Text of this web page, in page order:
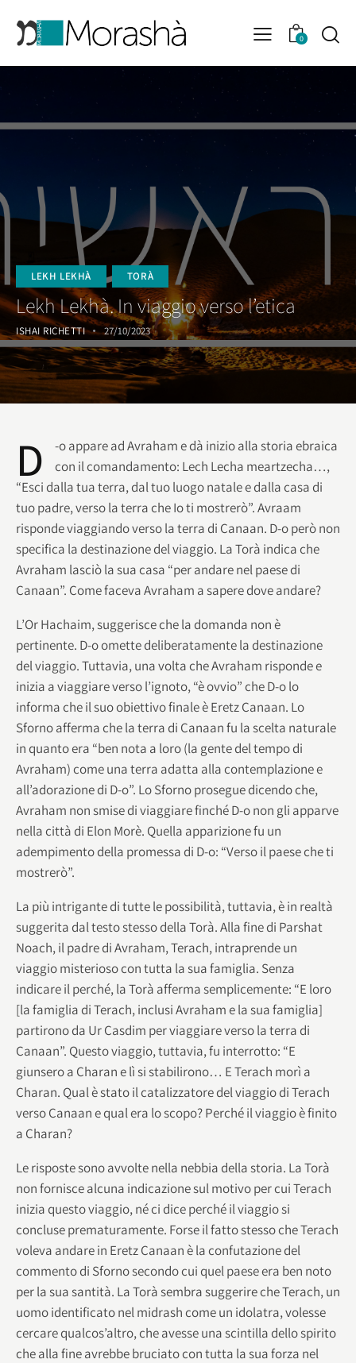
0
LEKH LEKHÀ TORÀ
Lekh Lekhà. In viaggio verso l’etica
ISHAI RICHETTI 27/10/2023
D
-o appare ad Avraham e dà inizio alla storia ebraica
con il comandamento: Lech Lecha meartzecha…,
“Esci dalla tua terra, dal tuo luogo natale e dalla casa di
tuo padre, verso la terra che Io ti mostrerò”. Avraam
risponde viaggiando verso la terra di Canaan. D-o però non
specifica la destinazione del viaggio. La Torà indica che
Avraham lasciò la sua casa “per andare nel paese di
Canaan”. Come faceva Avraham a sapere dove andare?
L’Or Hachaim, suggerisce che la domanda non è
pertinente. D-o omette deliberatamente la destinazione
del viaggio. Tuttavia, una volta che Avraham risponde e
inizia a viaggiare verso l’ignoto, “è ovvio” che D-o lo
informa che il suo obiettivo finale è Eretz Canaan. Lo
Sforno afferma che la terra di Canaan fu la scelta naturale
in quanto era “ben nota a loro (la gente del tempo di
Avraham) come una terra adatta alla contemplazione e
all’adorazione di D-o”. Lo Sforno prosegue dicendo che,
Avraham non smise di viaggiare finché D-o non gli apparve
nella città di Elon Morè. Quella apparizione fu un
adempimento della promessa di D-o: “Verso il paese che ti
mostrerò”.
La più intrigante di tutte le possibilità, tuttavia, è in realtà
suggerita dal testo stesso della Torà. Alla fine di Parshat
Noach, il padre di Avraham, Terach, intraprende un
viaggio misterioso con tutta la sua famiglia. Senza
indicare il perché, la Torà afferma semplicemente: “E loro
[la famiglia di Terach, inclusi Avraham e la sua famiglia]
partirono da Ur Casdim per viaggiare verso la terra di
Canaan”. Questo viaggio, tuttavia, fu interrotto: “E
giunsero a Charan e lì si stabilirono… E Terach morì a
Charan. Qual è stato il catalizzatore del viaggio di Terach
verso Canaan e qual era lo scopo? Perché il viaggio è finito
a Charan?
Le risposte sono avvolte nella nebbia della storia. La Torà
non fornisce alcuna indicazione sul motivo per cui Terach
inizia questo viaggio, né ci dice perché il viaggio si
concluse prematuramente. Forse il fatto stesso che Terach
voleva andare in Eretz Canaan è la confutazione del
commento di Sforno secondo cui quel paese era ben noto
per la sua santità. La Torà sembra suggerire che Terach, un
uomo identificato nel midrash come un idolatra, volesse
cercare qualcos’altro, che avesse una scintilla dello spirito
che alla fine avrebbe bruciato con tutta la sua forza nel